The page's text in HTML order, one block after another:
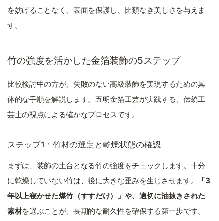
を妨げることなく、表面を保護し、比類なき美しさを与えま
す。
竹の強度を活かした金箔装飾の5ステップ
比較検討中の方が、失敗のない高級装飾を実現するための具
体的な手順を解説します。五明金箔工芸が実践する、伝統工
芸士の視点による確かなプロセスです。
ステップ1：竹材の選定と乾燥状態の確認
まずは、装飾の土台となる竹の強度をチェックします。十分
に乾燥していない竹は、後に大きな歪みを生じさせます。
「3
年以上寝かせた煤竹（すすだけ）」や、適切に油抜きされた
素材を選ぶことが、長期的な耐久性を確保する第一歩です。